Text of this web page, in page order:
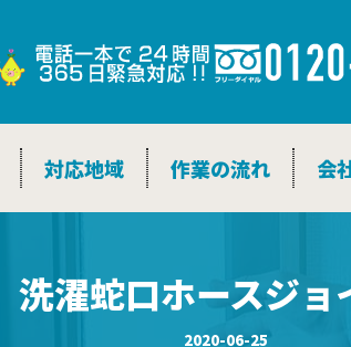
対応地域 作業の流れ 会
洗濯蛇口ホースジ
2020-06-25